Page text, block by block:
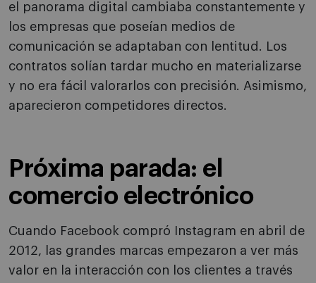
el panorama digital cambiaba constantemente y
los empresas que poseían medios de
comunicación se adaptaban con lentitud. Los
contratos solían tardar mucho en materializarse
y no era fácil valorarlos con precisión. Asimismo,
aparecieron competidores directos.
Próxima parada: el
comercio electrónico
Cuando Facebook compró Instagram en abril de
2012, las grandes marcas empezaron a ver más
valor en la interacción con los clientes a través